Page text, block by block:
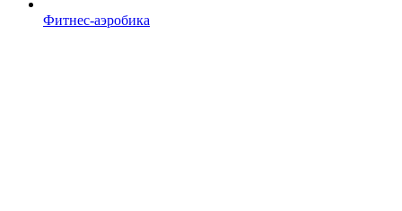
Фитнес-аэробика